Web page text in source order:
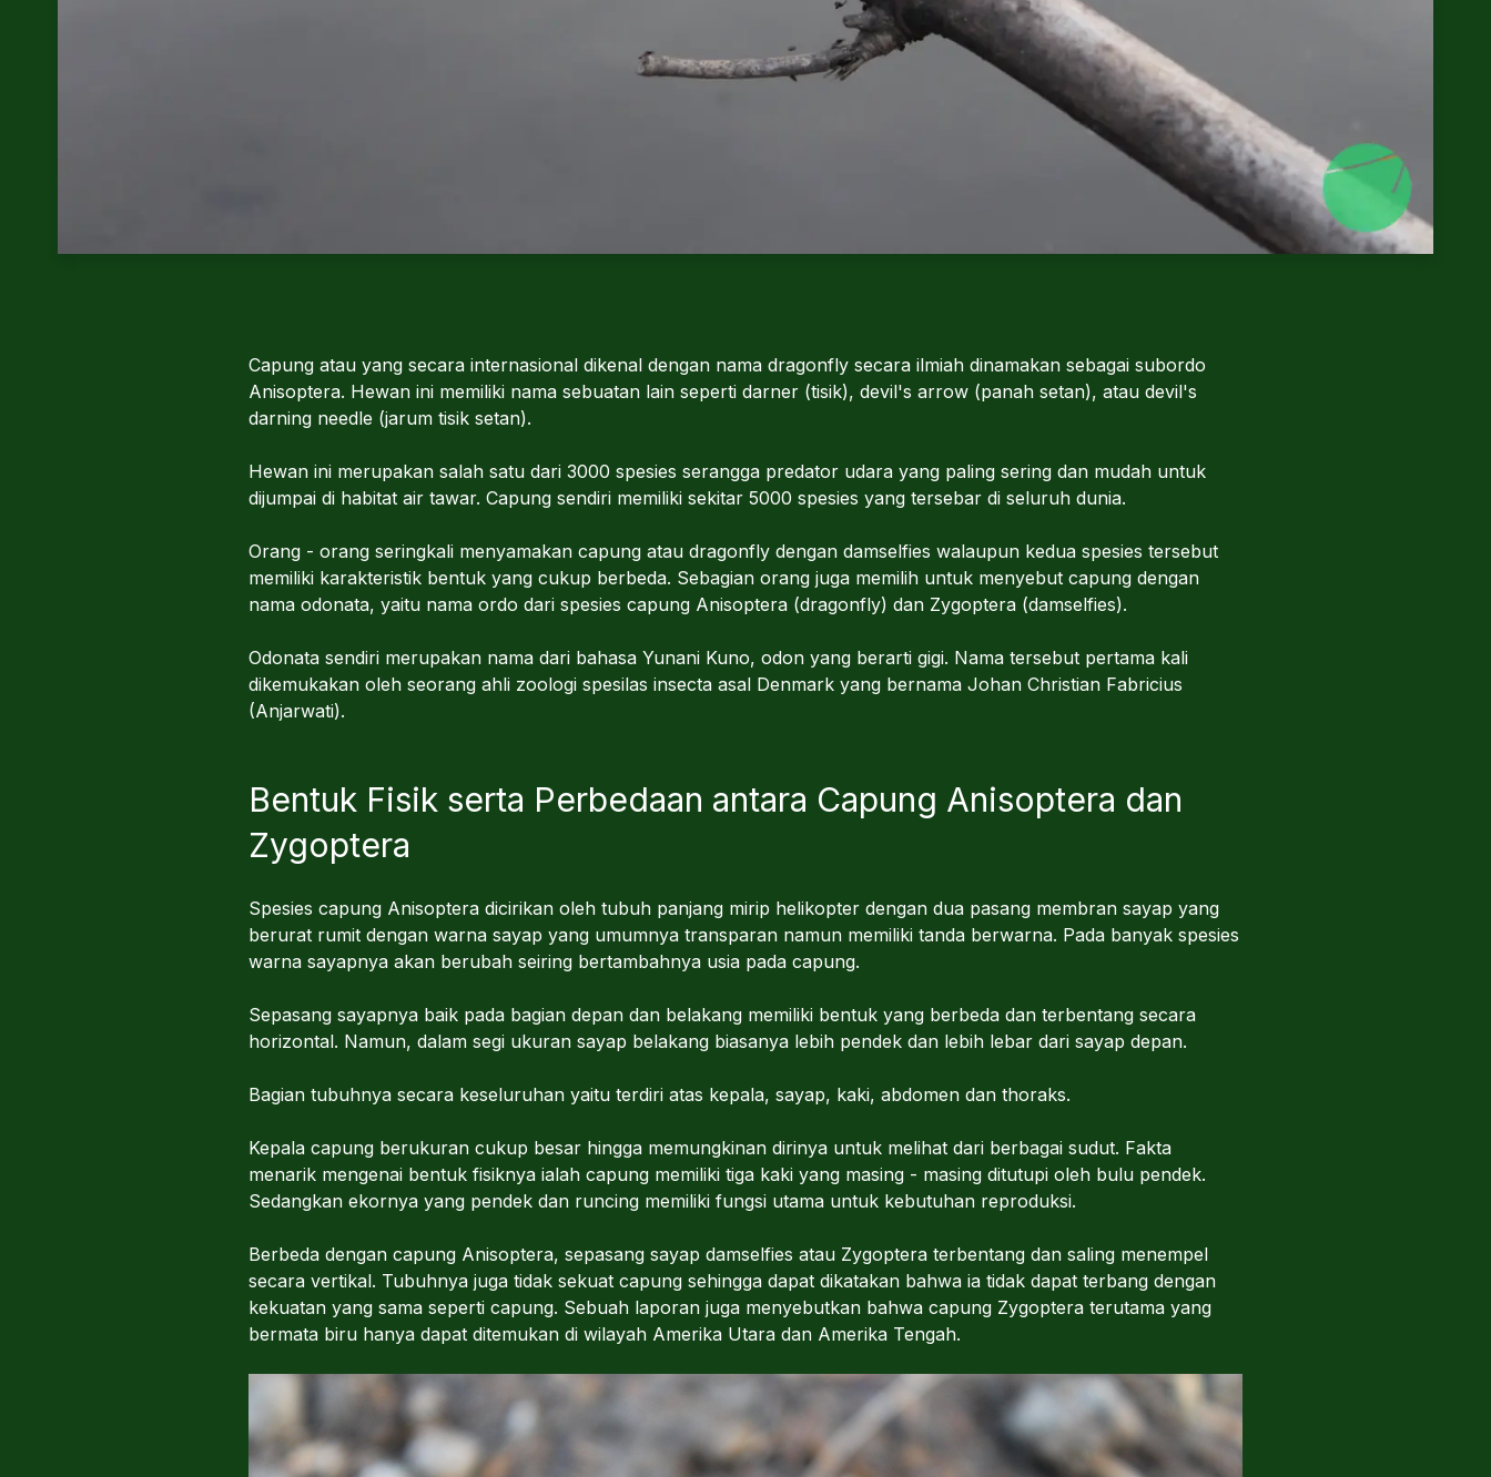
Capung atau yang secara internasional dikenal dengan nama dragonfly secara ilmiah dinamakan sebagai subordo
Anisoptera. Hewan ini memiliki nama sebuatan lain seperti darner (tisik), devil's arrow (panah setan), atau devil's
darning needle (jarum tisik setan).
Hewan ini merupakan salah satu dari 3000 spesies serangga predator udara yang paling sering dan mudah untuk
dijumpai di habitat air tawar. Capung sendiri memiliki sekitar 5000 spesies yang tersebar di seluruh dunia.
Orang - orang seringkali menyamakan capung atau dragonfly dengan damselfies walaupun kedua spesies tersebut
memiliki karakteristik bentuk yang cukup berbeda. Sebagian orang juga memilih untuk menyebut capung dengan
nama odonata, yaitu nama ordo dari spesies capung Anisoptera (dragonfly) dan Zygoptera (damselfies).
Odonata sendiri merupakan nama dari bahasa Yunani Kuno, odon yang berarti gigi. Nama tersebut pertama kali
dikemukakan oleh seorang ahli zoologi spesilas insecta asal Denmark yang bernama Johan Christian Fabricius
(Anjarwati).
Bentuk Fisik serta Perbedaan antara Capung Anisoptera dan
Zygoptera
Spesies capung Anisoptera dicirikan oleh tubuh panjang mirip helikopter dengan dua pasang membran sayap yang
berurat rumit dengan warna sayap yang umumnya transparan namun memiliki tanda berwarna. Pada banyak spesies
warna sayapnya akan berubah seiring bertambahnya usia pada capung.
Sepasang sayapnya baik pada bagian depan dan belakang memiliki bentuk yang berbeda dan terbentang secara
horizontal. Namun, dalam segi ukuran sayap belakang biasanya lebih pendek dan lebih lebar dari sayap depan.
Bagian tubuhnya secara keseluruhan yaitu terdiri atas kepala, sayap, kaki, abdomen dan thoraks.
Kepala capung berukuran cukup besar hingga memungkinan dirinya untuk melihat dari berbagai sudut. Fakta
menarik mengenai bentuk fisiknya ialah capung memiliki tiga kaki yang masing - masing ditutupi oleh bulu pendek.
Sedangkan ekornya yang pendek dan runcing memiliki fungsi utama untuk kebutuhan reproduksi.
Berbeda dengan capung Anisoptera, sepasang sayap damselfies atau Zygoptera terbentang dan saling menempel
secara vertikal. Tubuhnya juga tidak sekuat capung sehingga dapat dikatakan bahwa ia tidak dapat terbang dengan
kekuatan yang sama seperti capung. Sebuah laporan juga menyebutkan bahwa capung Zygoptera terutama yang
bermata biru hanya dapat ditemukan di wilayah Amerika Utara dan Amerika Tengah.